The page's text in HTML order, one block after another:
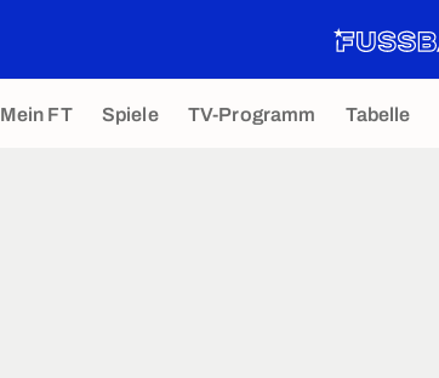
Mein FT Spiele TV-Programm Tabelle